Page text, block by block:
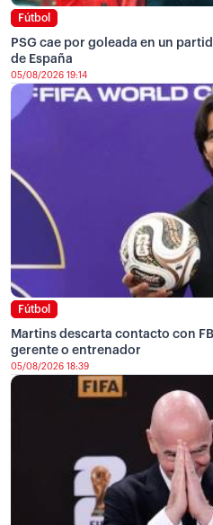
Fútbol
PSG cae por goleada en un
de España
05/08/2026 19:14
Fútbol
Martins descarta contacto con
gerente o entrenador
05/08/2026 18:39